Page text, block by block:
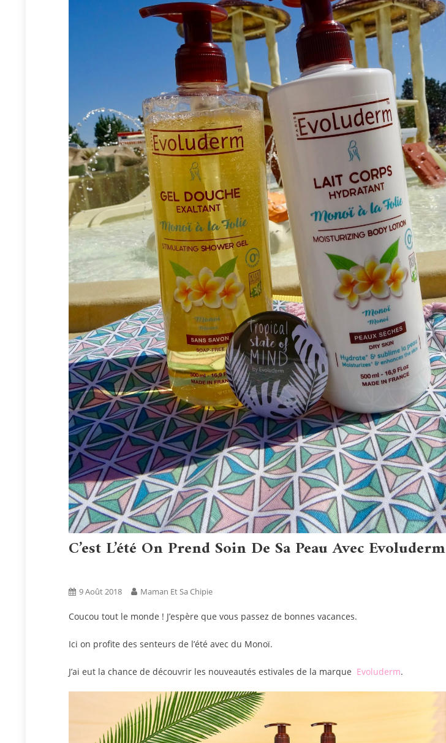
C’est L’été On Prend Soin De Sa Peau Avec Evoluderm
9 Août 2018 Maman Et Sa Chipie
Coucou tout le monde ! J’espère que vous passez de bonnes vacances.
Ici on profite des senteurs de l’été avec du Monoï.
J’ai eut la chance de découvrir les nouveautés estivales de la marque Evoluderm.